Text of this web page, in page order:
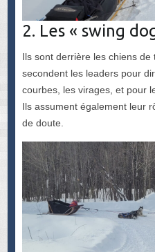
2. Les « swing
Ils sont derrière les chiens
secondent les leaders pour
courbes, les virages, et pour
Ils assument également leur
de doute.